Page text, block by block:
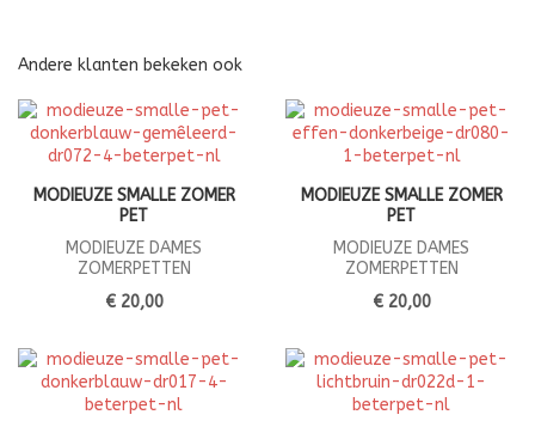
Andere klanten bekeken ook
MODIEUZE SMALLE ZOMER
PET
MODIEUZE DAMES
ZOMERPETTEN
€ 20,00
MODIEUZE SMALLE ZOMER
PET
MODIEUZE DAMES
ZOMERPETTEN
€ 20,00